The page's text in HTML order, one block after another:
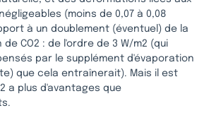
(moins de 0,07 à 0,08
à un doublement (éventuel) de la
CO2 : de l'ordre de 3 W/m2 (qui
par le supplément d'évaporation
que cela entraînerait). Mais il est
a plus d'avantages que